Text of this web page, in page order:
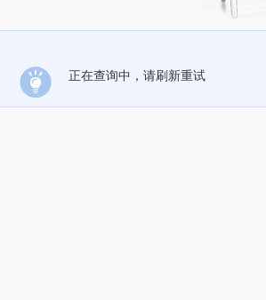
正在查询中，请刷新重试